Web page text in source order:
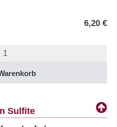
6,20 €
Sulfite